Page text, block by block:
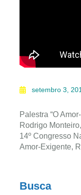
setembro 3,
Palestra “O
Rodrigo
14º Congresso
Amor-Exigente,
Busca